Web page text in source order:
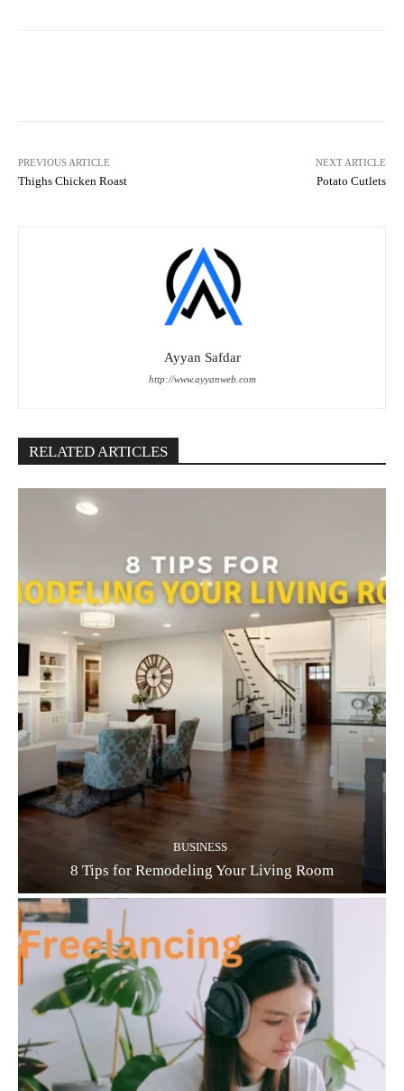
PREVIOUS ARTICLE
Thighs Chicken Roast
NEXT ARTICLE
Potato Cutlets
Ayyan Safdar
http://www.ayyanweb.com
RELATED ARTICLES
BUSINESS
8 Tips for Remodeling Your Living Room